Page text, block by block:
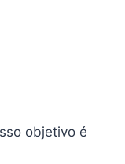
objetivo é